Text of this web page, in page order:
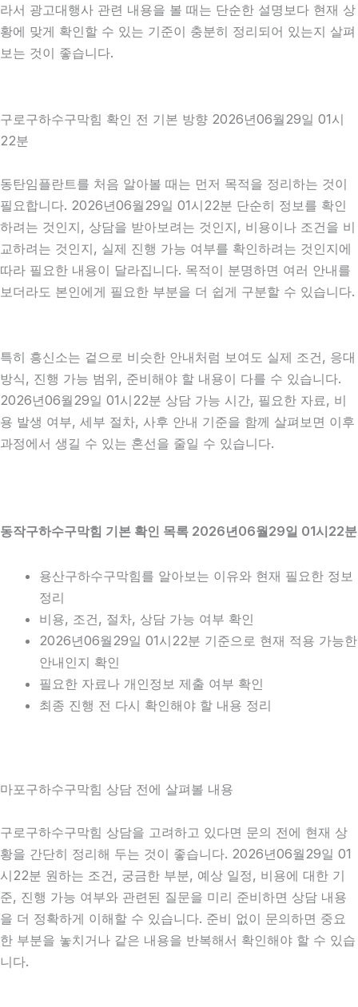
라서 광고대행사 관련 내용을 볼 때는 단순한 설명보다 현재 상
황에 맞게 확인할 수 있는 기준이 충분히 정리되어 있는지 살펴
보는 것이 좋습니다.
구로구하수구막힘 확인 전 기본 방향 2026년06월29일 01시
22분
동탄임플란트를 처음 알아볼 때는 먼저 목적을 정리하는 것이
필요합니다. 2026년06월29일 01시22분 단순히 정보를 확인
하려는 것인지, 상담을 받아보려는 것인지, 비용이나 조건을 비
교하려는 것인지, 실제 진행 가능 여부를 확인하려는 것인지에
따라 필요한 내용이 달라집니다. 목적이 분명하면 여러 안내를
보더라도 본인에게 필요한 부분을 더 쉽게 구분할 수 있습니다.
특히 흥신소는 겉으로 비슷한 안내처럼 보여도 실제 조건, 응대
방식, 진행 가능 범위, 준비해야 할 내용이 다를 수 있습니다.
2026년06월29일 01시22분 상담 가능 시간, 필요한 자료, 비
용 발생 여부, 세부 절차, 사후 안내 기준을 함께 살펴보면 이후
과정에서 생길 수 있는 혼선을 줄일 수 있습니다.
동작구하수구막힘 기본 확인 목록 2026년06월29일 01시22분
용산구하수구막힘를 알아보는 이유와 현재 필요한 정보
정리
비용, 조건, 절차, 상담 가능 여부 확인
2026년06월29일 01시22분 기준으로 현재 적용 가능한
안내인지 확인
필요한 자료나 개인정보 제출 여부 확인
최종 진행 전 다시 확인해야 할 내용 정리
마포구하수구막힘 상담 전에 살펴볼 내용
구로구하수구막힘 상담을 고려하고 있다면 문의 전에 현재 상
황을 간단히 정리해 두는 것이 좋습니다. 2026년06월29일 01
시22분 원하는 조건, 궁금한 부분, 예상 일정, 비용에 대한 기
준, 진행 가능 여부와 관련된 질문을 미리 준비하면 상담 내용
을 더 정확하게 이해할 수 있습니다. 준비 없이 문의하면 중요
한 부분을 놓치거나 같은 내용을 반복해서 확인해야 할 수 있습
니다.